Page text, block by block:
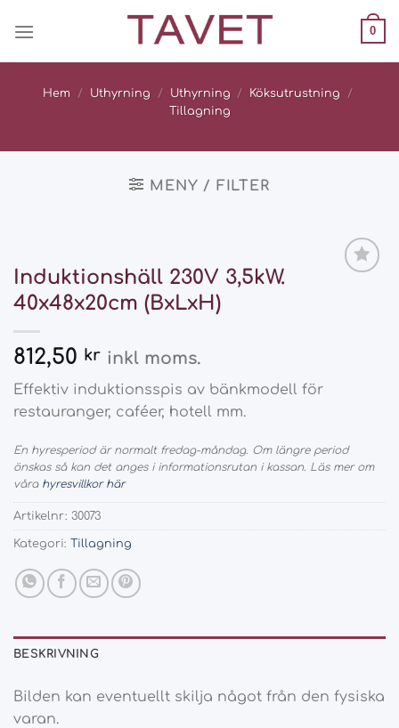
0
Hem / Uthyrning / Uthyrning / Köksutrustning
/
Tillagning
MENY / FILTER
Induktionshäll 230V 3,5kW.
40x48x20cm (BxLxH)
812,50 kr inkl moms.
Effektiv induktionsspis av bänkmodell för
restauranger, caféer, hotell mm.
En hyresperiod är normalt fredag-måndag. Om längre period
önskas så kan det anges i informationsrutan i kassan. Läs mer om
våra hyresvillkor här
Artikelnr: 30073
Kategori: Tillagning
BESKRIVNING
Bilden kan eventuellt skilja något från den fysiska
varan.